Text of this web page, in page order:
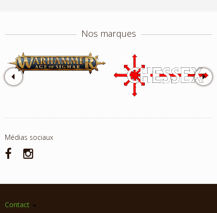
Nos marques
Médias sociaux
Contact